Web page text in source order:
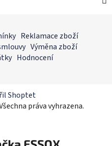
Reklamace zboží
Výměna zboží
Hodnocení
Shoptet
práva vyhrazena.